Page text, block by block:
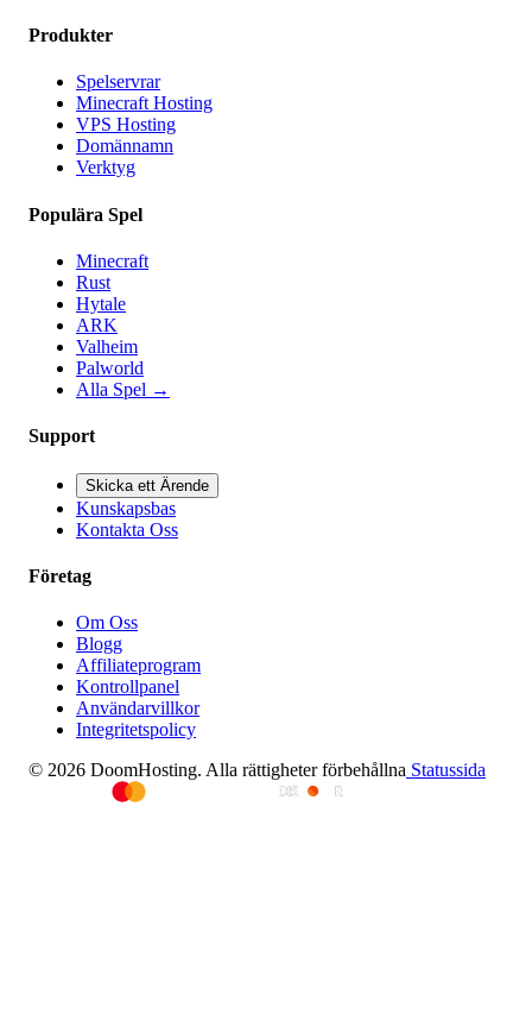
Produkter
Spelservrar
Minecraft Hosting
VPS Hosting
Domännamn
Verktyg
Populära Spel
Minecraft
Rust
Hytale
ARK
Valheim
Palworld
Alla Spel →
Support
Skicka ett Ärende
Kunskapsbas
Kontakta Oss
Företag
Om Oss
Blogg
Affiliateprogram
Kontrollpanel
Användarvillkor
Integritetspolicy
© 2026 DoomHosting. Alla rättigheter förbehållna Statussida